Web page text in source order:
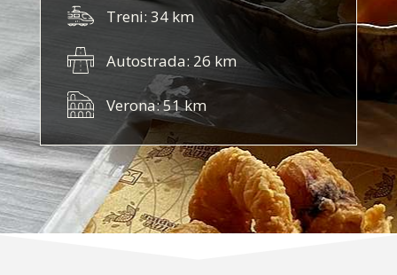
Treni: 34 km
Autostrada: 26 km
Verona: 51 km